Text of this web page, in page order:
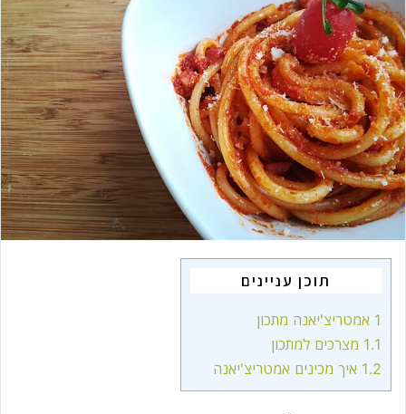
n
e
m
a
i
l
תוכן עניינים
1 אמטריצ'יאנה מתכון
1.1 מצרכים למתכון
1.2 איך מכינים אמטריצ'יאנה